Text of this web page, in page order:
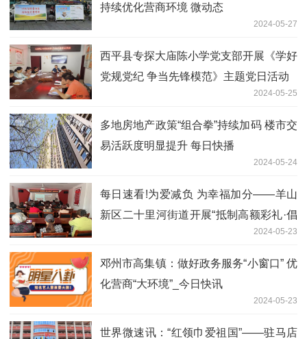
持续优化营商环境 微动态
2024-05-27
​西平县专探大庙陈小学党支部开展《学好
党规党纪 争当先锋模范》主题党日活动
2024-05-25
多地房地产政策“组合拳”持续加码 楼市交
易活跃度明显提升 每日快播
2024-05-24
每日速看!​为爱减负 为幸福加分——羊山
新区二十里河街道开展“抵制高额彩礼·倡
2024-05-23
邓州市高集镇：做好政务服务“小窗口” 优
化营商“大环境”_今日快讯
2024-05-23
世界微速讯：“红领巾爱祖国”——驻马店